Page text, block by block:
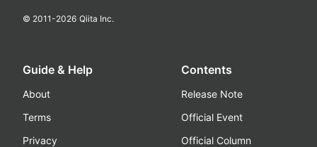
© 2011-2026 Qiita Inc.
Guide & Help
About
Terms
Privacy
Contents
Release Note
Official Event
Official Column